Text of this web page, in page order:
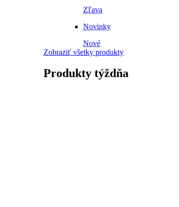
Zľava
Novinky
Nové
Zobraziť všetky produkty
Produkty týždňa